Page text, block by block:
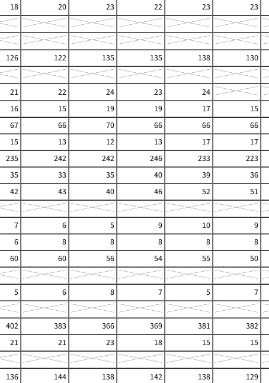
18 20 23 22 23
23
126 122 135 135 138
130
21 22 24 23
24
16 15 19 19 17
15
67 66 70 66 66
66
15 13 12 13 17
17
235 242 242 246 233
223
35 33 35 40 39
36
42 43 40 46 52
51
7 6 5 9 10
9
6 8 8 8 8
8
60 60 56 54 55
50
5 6 8 7 5
7
402 383 366 369 381
382
21 21 23 18 15
15
136 144 138 142 138
129